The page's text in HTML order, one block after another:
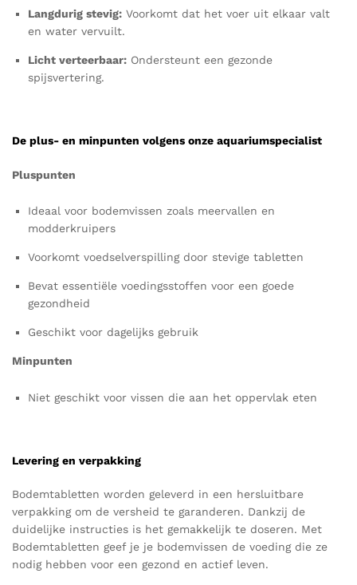
Langdurig stevig: Voorkomt dat het voer uit elkaar valt
en water vervuilt.
Licht verteerbaar: Ondersteunt een gezonde
spijsvertering.
De plus- en minpunten volgens onze aquariumspecialist
Pluspunten
Ideaal voor bodemvissen zoals meervallen en
modderkruipers
Voorkomt voedselverspilling door stevige tabletten
Bevat essentiële voedingsstoffen voor een goede
gezondheid
Geschikt voor dagelijks gebruik
Minpunten
Niet geschikt voor vissen die aan het oppervlak eten
Levering en verpakking
Bodemtabletten worden geleverd in een hersluitbare
verpakking om de versheid te garanderen. Dankzij de
duidelijke instructies is het gemakkelijk te doseren. Met
Bodemtabletten geef je je bodemvissen de voeding die ze
nodig hebben voor een gezond en actief leven.